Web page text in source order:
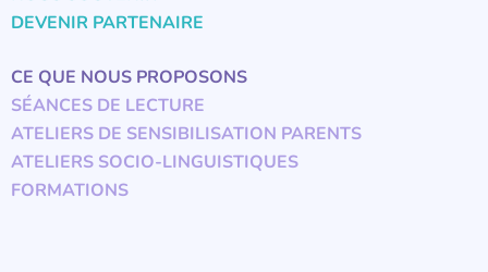
DEVENIR PARTENAIRE
CE QUE NOUS PROPOSONS
SÉANCES DE LECTURE
ATELIERS DE SENSIBILISATION PARENTS
ATELIERS SOCIO-LINGUISTIQUES
FORMATIONS